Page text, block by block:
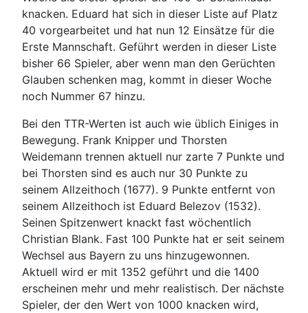
knacken. Eduard hat sich in dieser Liste auf Platz
40 vorgearbeitet und hat nun 12 Einsätze für die
Erste Mannschaft. Geführt werden in dieser Liste
bisher 66 Spieler, aber wenn man den Gerüchten
Glauben schenken mag, kommt in dieser Woche
noch Nummer 67 hinzu.
Bei den TTR-Werten ist auch wie üblich Einiges in
Bewegung. Frank Knipper und Thorsten
Weidemann trennen aktuell nur zarte 7 Punkte und
bei Thorsten sind es auch nur 30 Punkte zu
seinem Allzeithoch (1677). 9 Punkte entfernt von
seinem Allzeithoch ist Eduard Belezov (1532).
Seinen Spitzenwert knackt fast wöchentlich
Christian Blank. Fast 100 Punkte hat er seit seinem
Wechsel aus Bayern zu uns hinzugewonnen.
Aktuell wird er mit 1352 geführt und die 1400
erscheinen mehr und mehr realistisch. Der nächste
Spieler, der den Wert von 1000 knacken wird,